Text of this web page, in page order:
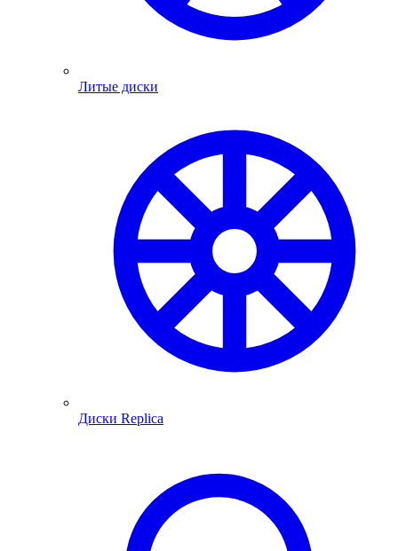
Литые диски
Диски Replica